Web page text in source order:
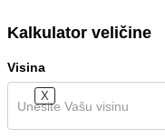
X
Kalkulator veličine
Visina